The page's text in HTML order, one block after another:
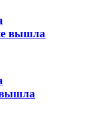
вышла